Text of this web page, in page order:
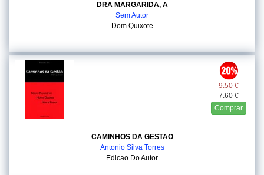
DRA MARGARIDA, A
Sem Autor
Dom Quixote
9.50 €
7.60 €
Comprar
CAMINHOS DA GESTAO
Antonio Silva Torres
Edicao Do Autor